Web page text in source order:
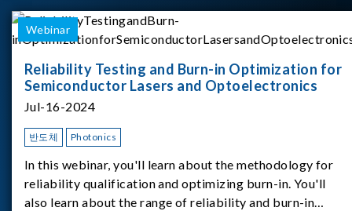
Webinar
Reliability Testing and Burn-in Optimization for
Semiconductor Lasers and Optoelectronics
Jul-16-2024
반도체 Photonics
In this webinar, you'll learn about the methodology for
reliability qualification and optimizing burn-in. You'll
also learn about the range of reliability and burn-in